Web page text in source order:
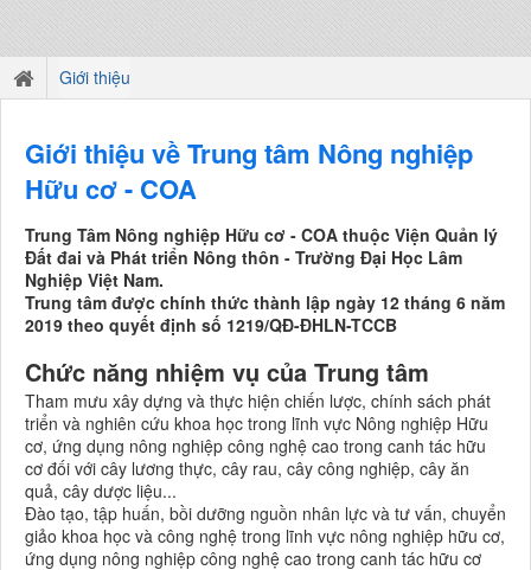
Giới thiệu
Giới thiệu về Trung tâm Nông nghiệp
Hữu cơ - COA
Trung Tâm Nông nghiệp Hữu cơ - COA thuộc Viện Quản lý
Đất đai và Phát triển Nông thôn - Trường Đại Học Lâm
Nghiệp Việt Nam.
Trung tâm được chính thức thành lập ngày 12 tháng 6 năm
2019 theo quyết định số 1219/QĐ-ĐHLN-TCCB
Chức năng nhiệm vụ của Trung tâm
Tham mưu xây dựng và thực hiện chiến lược, chính sách phát
triển và nghiên cứu khoa học trong lĩnh vực Nông nghiệp Hữu
cơ, ứng dụng nông nghiệp công nghệ cao trong canh tác hữu
cơ đối với cây lương thực, cây rau, cây công nghiệp, cây ăn
quả, cây dược liệu...
Đào tạo, tập huấn, bồi dưỡng nguồn nhân lực và tư vấn, chuyển
giảo khoa học và công nghệ trong lĩnh vực nông nghiệp hữu cơ,
ứng dụng nông nghiệp công nghệ cao trong canh tác hữu cơ